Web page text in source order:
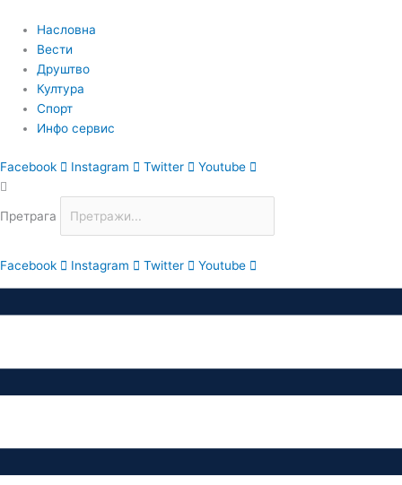
садржај
Насловна
Вести
Друштво
Култура
Спорт
Инфо сервис
Facebook Instagram Twitter Youtube
Претрага
Facebook Instagram Twitter Youtube